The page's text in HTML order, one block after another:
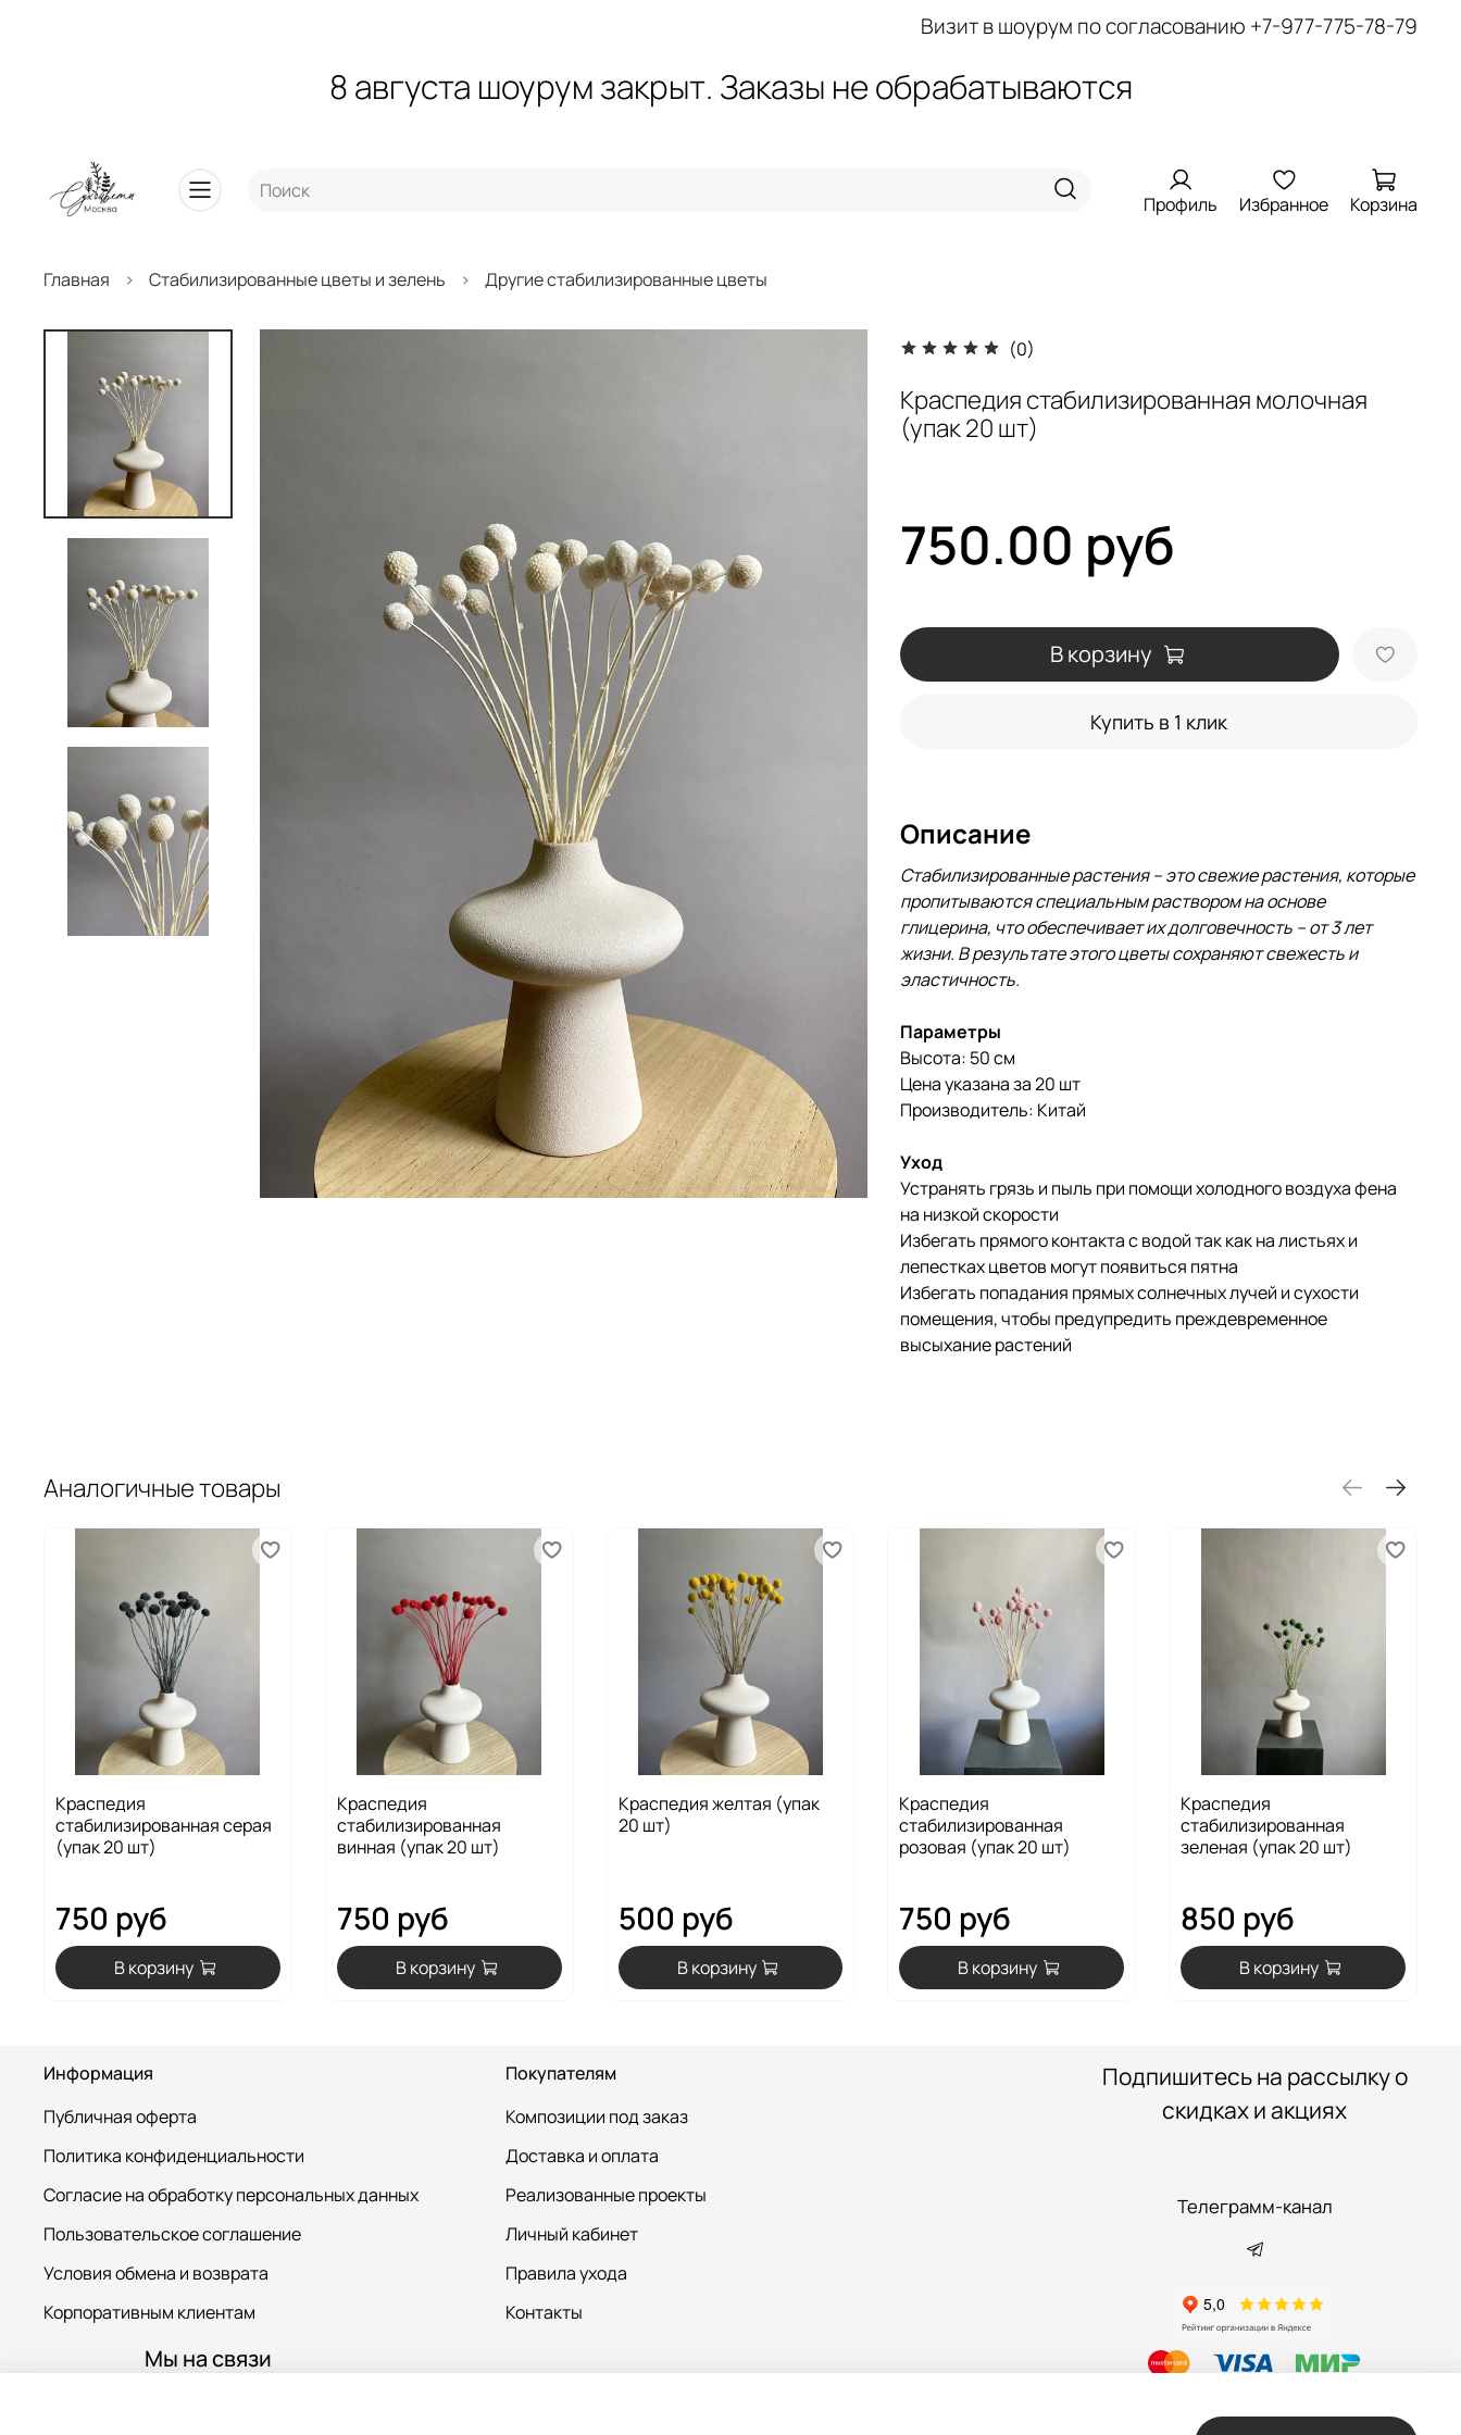
Визит в шоурум по согласованию +7-977-775-78-79
8 августа шоурум закрыт. Заказы не обрабатываются
Профиль Избранное Корзина
Главная Стабилизированные цветы и зелень Другие стабилизированные цветы
(0)
Краспедия стабилизированная молочная
(упак 20 шт)
750.00 руб
В корзину
Купить в 1 клик
Описание
Стабилизированные растения – это свежие растения, которые
пропитываются специальным раствором на основе
глицерина, что обеспечивает их долговечность – от 3 лет
жизни. В результате этого цветы сохраняют свежесть и
эластичность.
Параметры
Высота: 50 см
Цена указана за 20 шт
Производитель: Китай
Уход
Устранять грязь и пыль при помощи холодного воздуха фена
на низкой скорости
Избегать прямого контакта с водой так как на листьях и
лепестках цветов могут появиться пятна
Избегать попадания прямых солнечных лучей и сухости
помещения, чтобы предупредить преждевременное
высыхание растений
Аналогичные товары
Краспедия
стабилизированная серая
(упак 20 шт)
750 руб
В корзину
Краспедия
стабилизированная
винная (упак 20 шт)
750 руб
В корзину
Краспедия желтая (упак
20 шт)
500 руб
В корзину
Краспедия
стабилизированная
розовая (упак 20 шт)
750 руб
В корзину
Краспедия
стабилизированная
зеленая (упак 20 шт)
850 руб
В корзину
Информация
Публичная оферта
Политика конфиденциальности
Согласие на обработку персональных данных
Пользовательское соглашение
Условия обмена и возврата
Корпоративным клиентам
Покупателям
Композиции под заказ
Доставка и оплата
Реализованные проекты
Личный кабинет
Правила ухода
Контакты
Мы на связи
Подпишитесь на рассылку о
скидках и акциях
Телеграмм-канал